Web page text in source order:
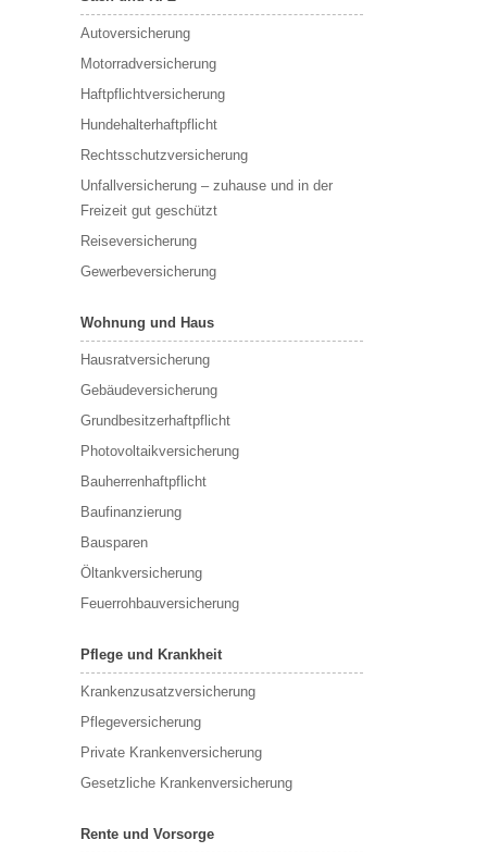
Autoversicherung
Motorradversicherung
Haftpflichtversicherung
Hundehalterhaftpflicht
Rechtsschutzversicherung
Unfallversicherung – zuhause und in der
Freizeit gut geschützt
Reiseversicherung
Gewerbeversicherung
Wohnung und Haus
Hausratversicherung
Gebäudeversicherung
Grundbesitzerhaftpflicht
Photovoltaikversicherung
Bauherrenhaftpflicht
Baufinanzierung
Bausparen
Öltankversicherung
Feuerrohbauversicherung
Pflege und Krankheit
Krankenzusatzversicherung
Pflegeversicherung
Private Krankenversicherung
Gesetzliche Krankenversicherung
Rente und Vorsorge